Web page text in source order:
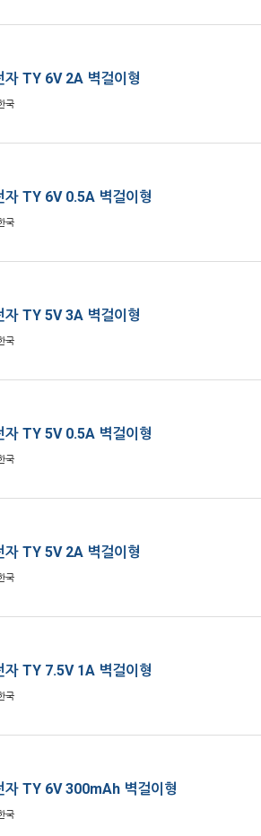
자 TY 6V 2A 벽걸이형
국
자 TY 6V 0.5A 벽걸이형
국
자 TY 5V 3A 벽걸이형
국
자 TY 5V 0.5A 벽걸이형
국
자 TY 5V 2A 벽걸이형
국
자 TY 7.5V 1A 벽걸이형
국
자 TY 6V 300mAh 벽걸이형
국